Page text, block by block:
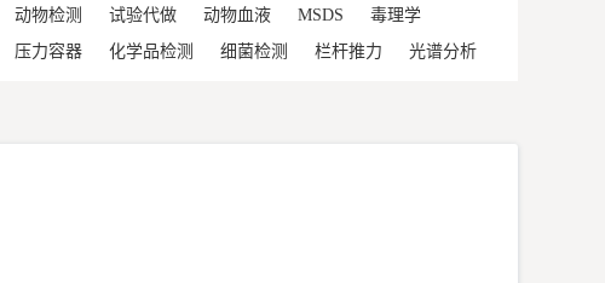
动物检测 试验代做 动物血液 MSDS
毒理学
压力容器
化学品检测 细菌检测 栏杆推力 光谱分析